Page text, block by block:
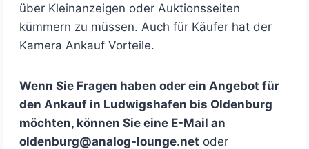
über Kleinanzeigen oder Auktionsseiten
kümmern zu müssen. Auch für Käufer hat der
Kamera Ankauf Vorteile.
Wenn Sie Fragen haben oder ein Angebot für
den Ankauf in Ludwigshafen bis Oldenburg
möchten, können Sie eine E-Mail an
oldenburg@analog-lounge.net oder